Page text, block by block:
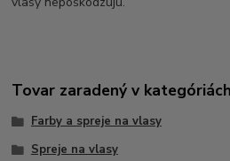
Tovar zaradený v kategóriách
Farby a spreje na vlasy
Spreje na vlasy